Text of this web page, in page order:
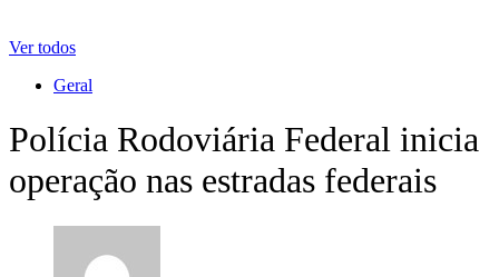
Ver todos
Geral
Polícia Rodoviária Federal inicia
operação nas estradas federais